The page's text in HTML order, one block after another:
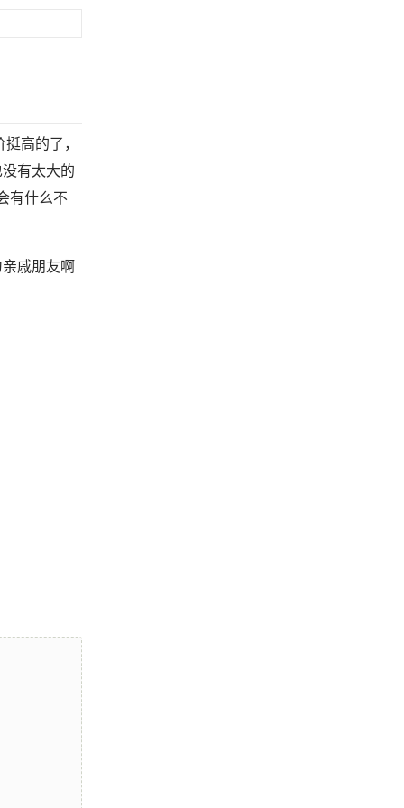
高的了，
有太大的
有什么不
戚朋友啊